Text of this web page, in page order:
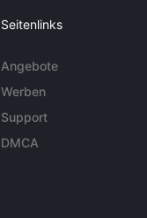
Seitenlinks
Angebote
Werben
Support
DMCA